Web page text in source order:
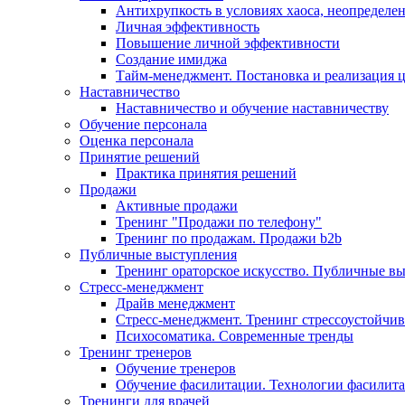
Антихрупкость в условиях хаоса,
Личная эффективность
Повышение личной эффективности
Создание имиджа
Тайм-менеджмент. Постановка и реализация
Наставничество
Наставничество и обучение наставничеству
Обучение персонала
Оценка персонала
Принятие решений
Практика принятия решений
Продажи
Активные продажи
Тренинг "Продажи по телефону"
Тренинг по продажам. Продажи b2b
Публичные выступления
Тренинг ораторское искусство. Публичные
Стресс-менеджмент
Драйв менеджмент
Стресс-менеджмент. Тренинг
Психосоматика. Современные тренды
Тренинг тренеров
Обучение тренеров
Обучение фасилитации. Технологии
Тренинги для врачей